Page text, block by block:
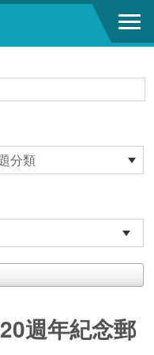
週年紀念郵